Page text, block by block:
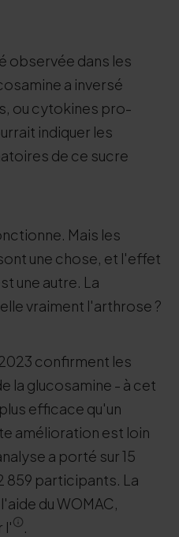
observée dans les
a inversé
ou cytokines pro-
indiquer les
de ce sucre
Mais les
une chose, et l'effet
une autre. La
vraiment l'arthrose ?
confirment les
la glucosamine - à cet
efficace qu'un
amélioration est loin
a porté sur 15
859 participants. La
du WOMAC,
l'
.